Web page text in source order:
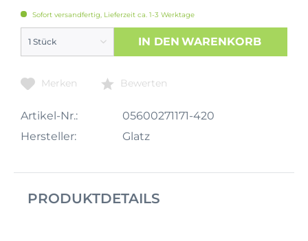
Sofort versandfertig, Lieferzeit ca. 1-3 Werktage
IN DEN WARENKORB
Merken Bewerten
Artikel-Nr.:
05600271171-420
Hersteller:
Glatz
PRODUKTDETAILS